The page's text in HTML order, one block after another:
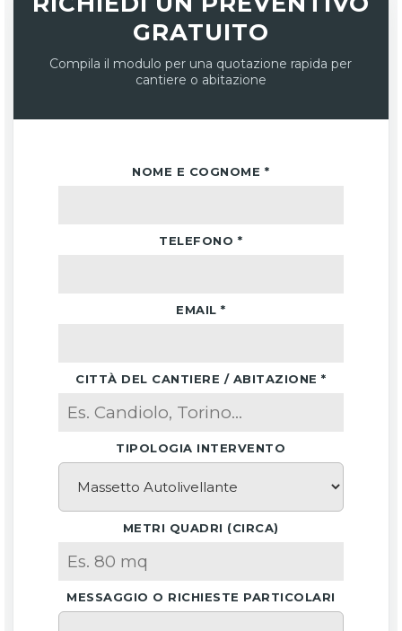
GRATUITO
Compila il modulo per una quotazione rapida per
cantiere o abitazione
NOME E COGNOME *
TELEFONO *
EMAIL *
CITTÀ DEL CANTIERE / ABITAZIONE *
TIPOLOGIA INTERVENTO
METRI QUADRI (CIRCA)
MESSAGGIO O RICHIESTE PARTICOLARI